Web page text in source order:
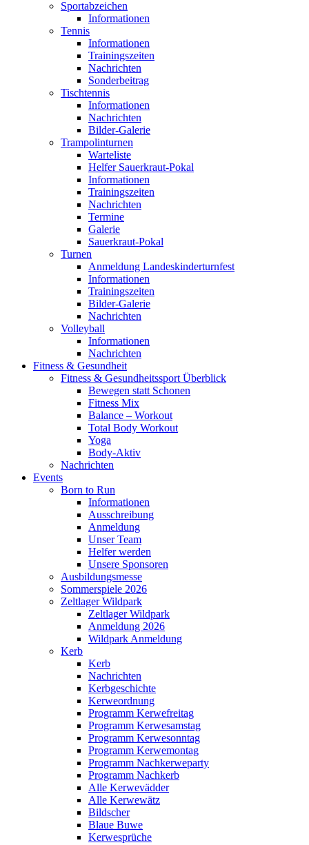
Sportabzeichen
Informationen
Tennis
Informationen
Trainingszeiten
Nachrichten
Sonderbeitrag
Tischtennis
Informationen
Nachrichten
Bilder-Galerie
Trampolinturnen
Warteliste
Helfer Sauerkraut-Pokal
Informationen
Trainingszeiten
Nachrichten
Termine
Galerie
Sauerkraut-Pokal
Turnen
Anmeldung Landeskinderturnfest
Informationen
Trainingszeiten
Bilder-Galerie
Nachrichten
Volleyball
Informationen
Nachrichten
Fitness & Gesundheit
Fitness & Gesundheitssport Überblick
Bewegen statt Schonen
Fitness Mix
Balance – Workout
Total Body Workout
Yoga
Body-Aktiv
Nachrichten
Events
Born to Run
Informationen
Ausschreibung
Anmeldung
Unser Team
Helfer werden
Unsere Sponsoren
Ausbildungsmesse
Sommerspiele 2026
Zeltlager Wildpark
Zeltlager Wildpark
Anmeldung 2026
Wildpark Anmeldung
Kerb
Kerb
Nachrichten
Kerbgeschichte
Kerweordnung
Programm Kerwefreitag
Programm Kerwesamstag
Programm Kerwesonntag
Programm Kerwemontag
Programm Nachkerweparty
Programm Nachkerb
Alle Kerwevädder
Alle Kerwewätz
Bildscher
Blaue Buwe
Kerwesprüche